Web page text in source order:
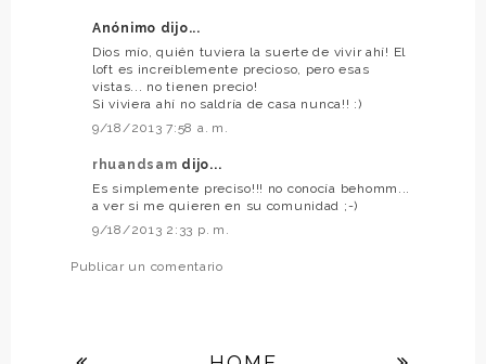
Anónimo dijo...
Dios mío, quién tuviera la suerte de vivir ahí! El
loft es increíblemente precioso, pero esas
vistas... no tienen precio!
Si viviera ahí no saldría de casa nunca!! :)
9/18/2013 7:58 a. m.
rhuandsam dijo...
Es simplemente preciso!!! no conocía behomm...
a ver si me quieren en su comunidad ;-)
9/18/2013 2:33 p. m.
Publicar un comentario